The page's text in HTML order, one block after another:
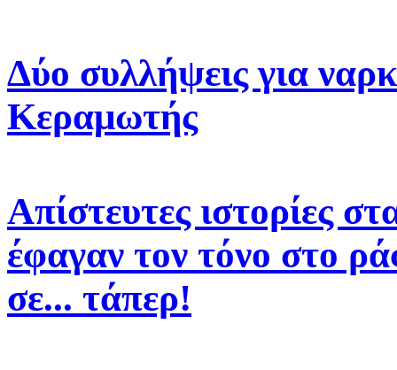
Δύο συλλήψεις για
Κεραμωτής
Απίστευτες ιστορίες
έφαγαν τον τόνο στο
σε... τάπερ!